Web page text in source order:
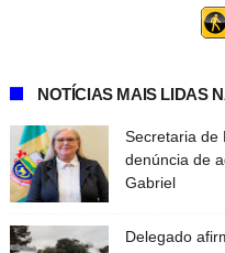
NOTÍCIAS MAIS LIDAS
Secretaria de
denúncia de
Gabriel
Delegado